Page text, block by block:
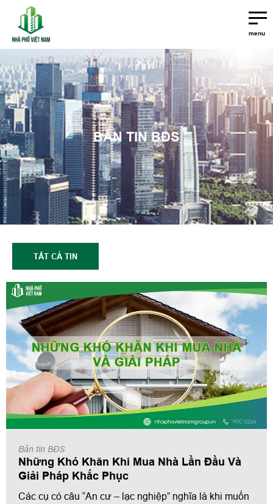
menu
BẢN TIN BĐS
TẤT CẢ TIN
Bản tin BĐS
Những Khó Khăn Khi Mua Nhà Lần Đầu Và
Giải Pháp Khắc Phục
Các cụ có câu “An cư – lạc nghiệp” nghĩa là khi muốn